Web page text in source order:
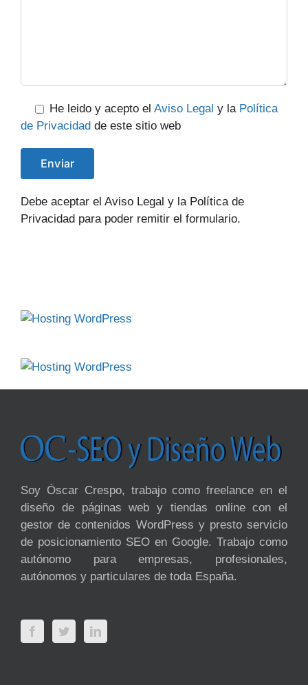
He leido y acepto el Aviso Legal y la Política
de Privacidad de este sitio web
Debe aceptar el Aviso Legal y la Política de
Privacidad para poder remitir el formulario.
Soy Óscar Crespo, trabajo como freelance en el
diseño de páginas web y tiendas online con el
gestor de contenidos WordPress y presto servicio
de posicionamiento SEO en Google. Trabajo como
autónomo para empresas, profesionales,
autónomos y particulares de toda España.